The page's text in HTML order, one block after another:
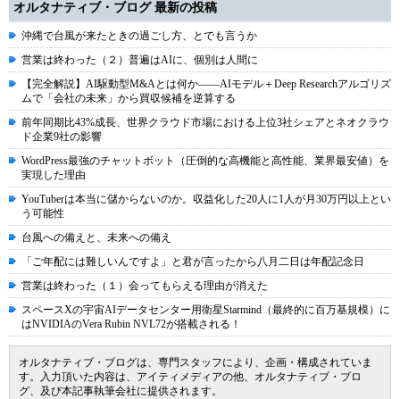
オルタナティブ・ブログ 最新の投稿
沖縄で台風が来たときの過ごし方、とでも言うか
営業は終わった（２）普遍はAIに、個別は人間に
【完全解説】AI駆動型M&Aとは何か――AIモデル＋Deep Researchアルゴリズ
ムで「会社の未来」から買収候補を逆算する
前年同期比43%成長、世界クラウド市場における上位3社シェアとネオクラウ
ド企業9社の影響
WordPress最強のチャットボット（圧倒的な高機能と高性能、業界最安値）を
実現した理由
YouTuberは本当に儲からないのか。収益化した20人に1人が月30万円以上とい
う可能性
台風への備えと、未来への備え
「ご年配には難しいんですよ」と君が言ったから八月二日は年配記念日
営業は終わった（１）会ってもらえる理由が消えた
スペースXの宇宙AIデータセンター用衛星Starmind（最終的に百万基規模）に
はNVIDIAのVera Rubin NVL72が搭載される！
オルタナティブ・ブログは、専門スタッフにより、企画・構成されていま
す。入力頂いた内容は、アイティメディアの他、オルタナティブ・ブロ
グ、及び本記事執筆会社に提供されます。